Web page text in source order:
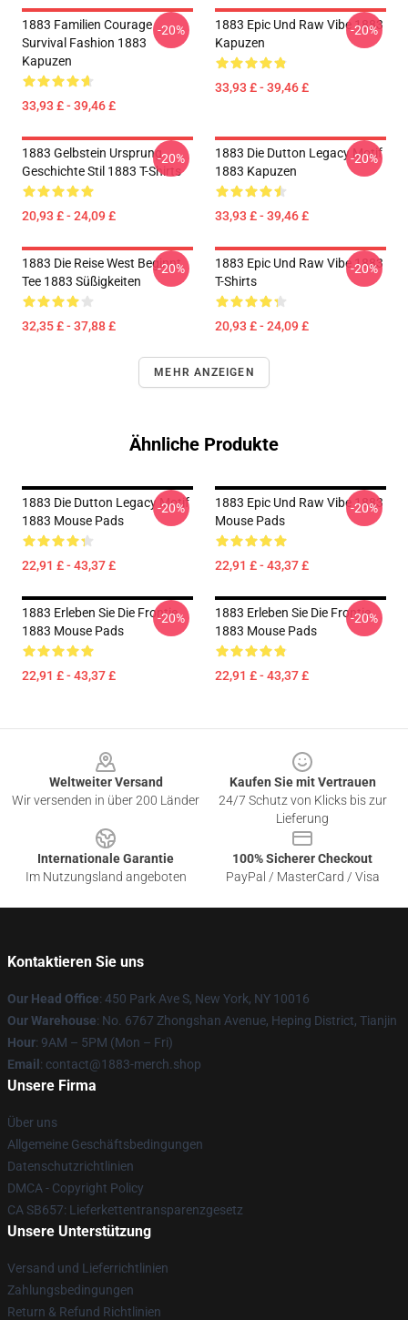
1883 Familien Courage
Survival Fashion 1883
Kapuzen
33,93 £ - 39,46 £
-20%
1883 Epic Und Raw Vibe 1883
Kapuzen
33,93 £ - 39,46 £
-20%
1883 Gelbstein Ursprung
Geschichte Stil 1883 T-Shirts
20,93 £ - 24,09 £
-20%
1883 Die Dutton Legacy Motif
1883 Kapuzen
33,93 £ - 39,46 £
-20%
1883 Die Reise West Beginnt
Tee 1883 Süßigkeiten
32,35 £ - 37,88 £
-20%
1883 Epic Und Raw Vibe 1883
T-Shirts
20,93 £ - 24,09 £
-20%
MEHR ANZEIGEN
Ähnliche Produkte
1883 Die Dutton Legacy Motif
1883 Mouse Pads
22,91 £ - 43,37 £
-20%
1883 Epic Und Raw Vibe 1883
Mouse Pads
22,91 £ - 43,37 £
-20%
1883 Erleben Sie Die Frontie
1883 Mouse Pads
22,91 £ - 43,37 £
-20%
1883 Erleben Sie Die Frontie
1883 Mouse Pads
22,91 £ - 43,37 £
-20%
Weltweiter Versand
Wir versenden in über 200 Länder
Kaufen Sie mit Vertrauen
24/7 Schutz von Klicks bis zur
Lieferung
Internationale Garantie
Im Nutzungsland angeboten
100% Sicherer Checkout
PayPal / MasterCard / Visa
Kontaktieren Sie uns
Our Head Office: 450 Park Ave S, New York, NY 10016
Our Warehouse: No. 6767 Zhongshan Avenue, Heping District, Tianjin
Hour: 9AM – 5PM (Mon – Fri)
Email : contact@1883-merch.shop
Unsere Firma
Über uns
Allgemeine Geschäftsbedingungen
Datenschutzrichtlinien
DMCA - Copyright Policy
CA SB657: Lieferkettentransparenzgesetz
Unsere Unterstützung
Versand und Lieferrichtlinien
Zahlungsbedingungen
Return & Refund Richtlinien